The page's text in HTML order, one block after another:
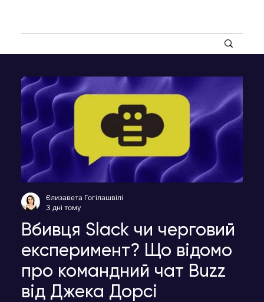
Вбивця Slack чи черговий
експеримент? Що відомо
про командний чат Buzz
від Джека Дорсі
Єлизавета Гогілашвілі
3 дні тому